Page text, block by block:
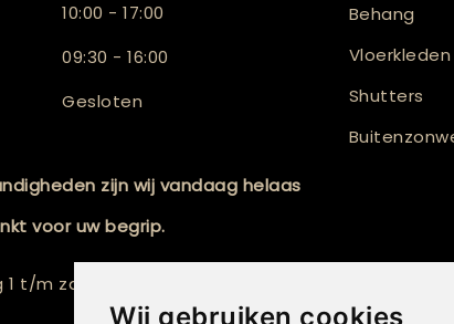
Wij gebruiken cookies
10:00 - 17:00
09:30 - 16:00
Gesloten
zijn wij vandaag helaas
voor uw begrip.
t/m zaterdag 3 oktober 2026 zijn wij
Behang
Vloerkleden
Shutters